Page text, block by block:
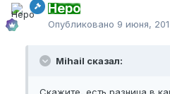
Неро
Опубликовано 9 июня,
Mihail сказал: